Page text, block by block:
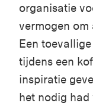
organisatie
vermogen om
Een
tijdens een
inspiratie
het nodig had